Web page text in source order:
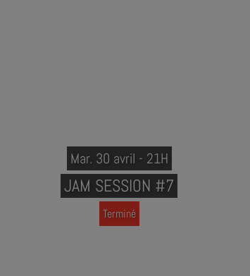
Mar. 30 avril - 21H
JAM SESSION #7
Terminé